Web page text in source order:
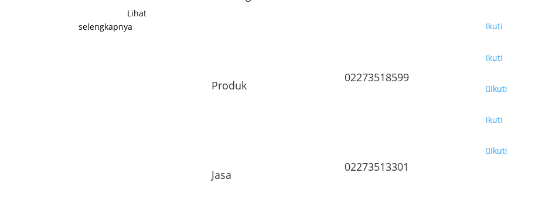
Lihat
selengkapnya
Produk
Jasa
02273518599
02273513301
Ikuti
Ikuti
Ikuti
Ikuti
Ikuti